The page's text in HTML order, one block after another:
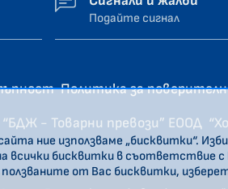
Подайте сигнал
Политика за
“БДЖ - Товарни превози” ЕООД
ние използваме „бисквитки“.
всички бисквитки в съответствие
ползваните от Вас бисквитки,